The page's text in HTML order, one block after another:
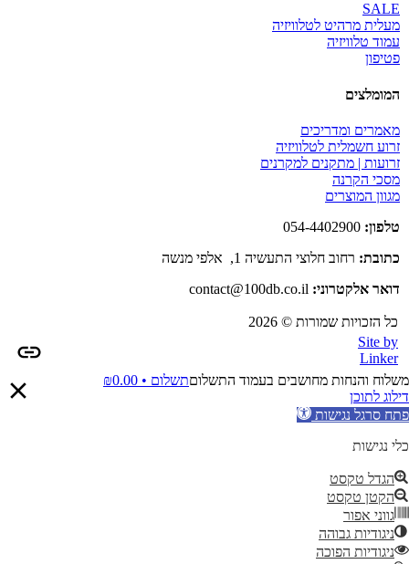
SALE
מעלית מרהיט לטלוויזיה
עמוד טלוויזיה
פטיפון
המומלצים
מאמרים ומדריכים
זרוע חשמלית לטלוויזיה
זרועות | מתקנים למקרנים
מסכי הקרנה
מגוון המוצרים
טלפון:
כתובת: רחוב חלוצי התעשיה 1, אלפי מנשה
דואר אלקטרוני:
כל הזכויות שמורות © 2026
Site by
Linker
משלוח והנחות מחושבים בעמוד התשלוםתשלום • ₪0.00
דילוג לתוכן
פתח סרגל נגישות
כלי נגישות
הגדל טקסט
הקטן טקסט
גווני אפור
ניגודיות גבוהה
ניגודיות הפוכה